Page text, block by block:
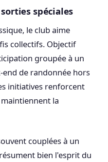
spéciales
le club aime
collectifs. Objectif
groupée à un
de randonnée hors
initiatives renforcent
la
couplées à un
bien l'esprit du